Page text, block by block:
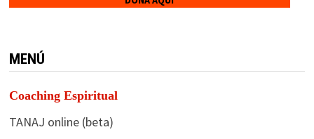
MENÚ
Coaching Espiritual
TANAJ online (beta)